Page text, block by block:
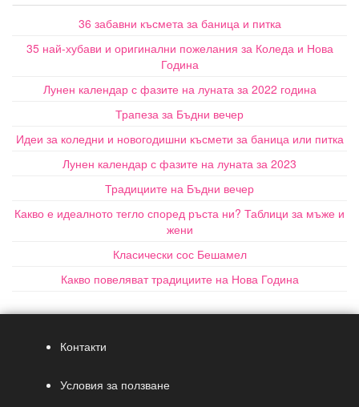
36 забавни късмета за баница и питка
35 най-хубави и оригинални пожелания за Коледа и Нова
Година
Лунен календар с фазите на луната за 2022 година
Трапеза за Бъдни вечер
Идеи за коледни и новогодишни късмети за баница или питка
Лунен календар с фазите на луната за 2023
Традициите на Бъдни вечер
Какво е идеалното тегло според ръста ни? Таблици за мъже и
жени
Класически сос Бешамел
Какво повеляват традициите на Нова Година
Контакти
Условия за ползване